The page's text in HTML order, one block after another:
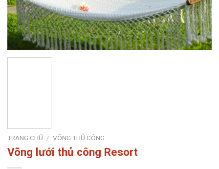
TRANG CHỦ / VÕNG THỦ CÔNG
Võng lưới thủ công Resort